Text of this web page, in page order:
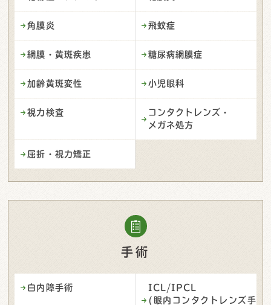
角膜炎 飛蚊症
網膜・黄斑疾患 糖尿病網膜症
加齢黄斑変性 小児眼科
視力検査
コンタクトレンズ・
メガネ処方
屈折・視力矯正
手術
白内障手術
ICL/IPCL
(眼内コンタクトレンズ手